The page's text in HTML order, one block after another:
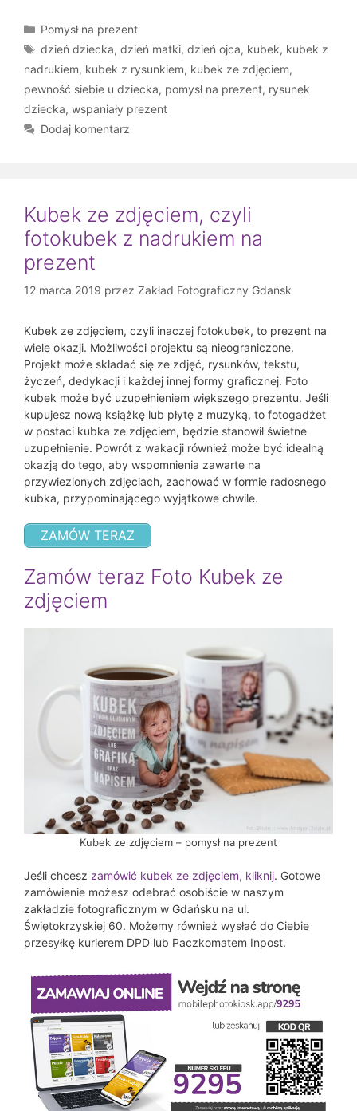
Kategorie
Pomysł na prezent
Tagi
dzień dziecka,dzień matki,dzień ojca, kubek, kubek z
nadrukiem, kubek z rysunkiem, kubek ze zdjęciem,
pewność siebie u dziecka, pomysł na prezent, rysunek
dziecka, wspaniały prezent
Dodaj komentarz
Kubek ze zdjęciem, czyli
fotokubek z nadrukiem na
prezent
12 marca 2019 przez Zakład Fotograficzny Gdańsk
Kubek ze zdjęciem, czyli inaczej fotokubek, to prezent na
wiele okazji. Możliwości projektu są nieograniczone.
Projekt może składać się ze zdjęć, rysunków, tekstu,
życzeń, dedykacji i każdej innej formy graficznej. Foto
kubek może być uzupełnieniem większego prezentu. Jeśli
kupujesz nową książkę lub płytę z muzyką, to fotogadżet
w postaci kubka ze zdjęciem, będzie stanowił świetne
uzupełnienie. Powrót z wakacji również może być idealną
okazją do tego, aby wspomnienia zawarte na
przywiezionych zdjęciach, zachować w formie radosnego
kubka, przypominającego wyjątkowe chwile.
ZAMÓW TERAZ
Zamów teraz Foto Kubek ze
zdjęciem
Kubek ze zdjęciem – pomysł na prezent
Jeśli chcesz zamówić kubek ze zdjęciem, kliknij. Gotowe
zamówienie możesz odebrać osobiście w naszym
zakładzie fotograficznym w Gdańsku na ul.
Świętokrzyskiej 60. Możemy również wysłać do Ciebie
przesyłkę kurierem DPD lub Paczkomatem Inpost.